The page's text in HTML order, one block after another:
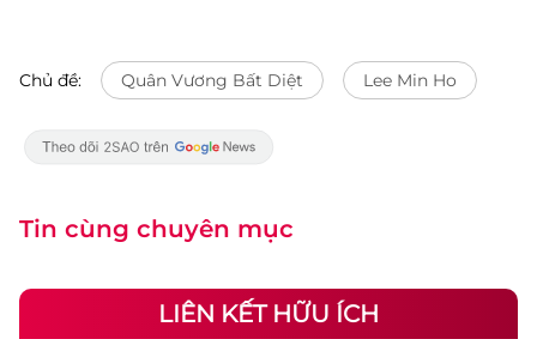
Chủ đề: Quân Vương Bất Diệt Lee Min Ho
Tin cùng chuyên mục
LIÊN KẾT HỮU ÍCH